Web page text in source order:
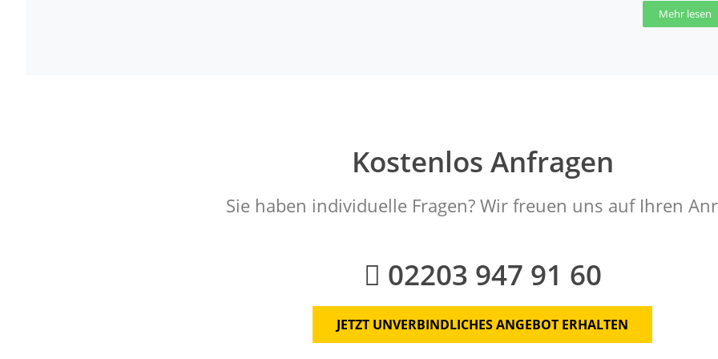
Mehr lesen
Kostenlos Anfragen
Sie haben individuelle Fragen? Wir freuen uns auf Ihren
02203 947 91 60
JETZT UNVERBINDLICHES ANGEBOT ERHALTEN